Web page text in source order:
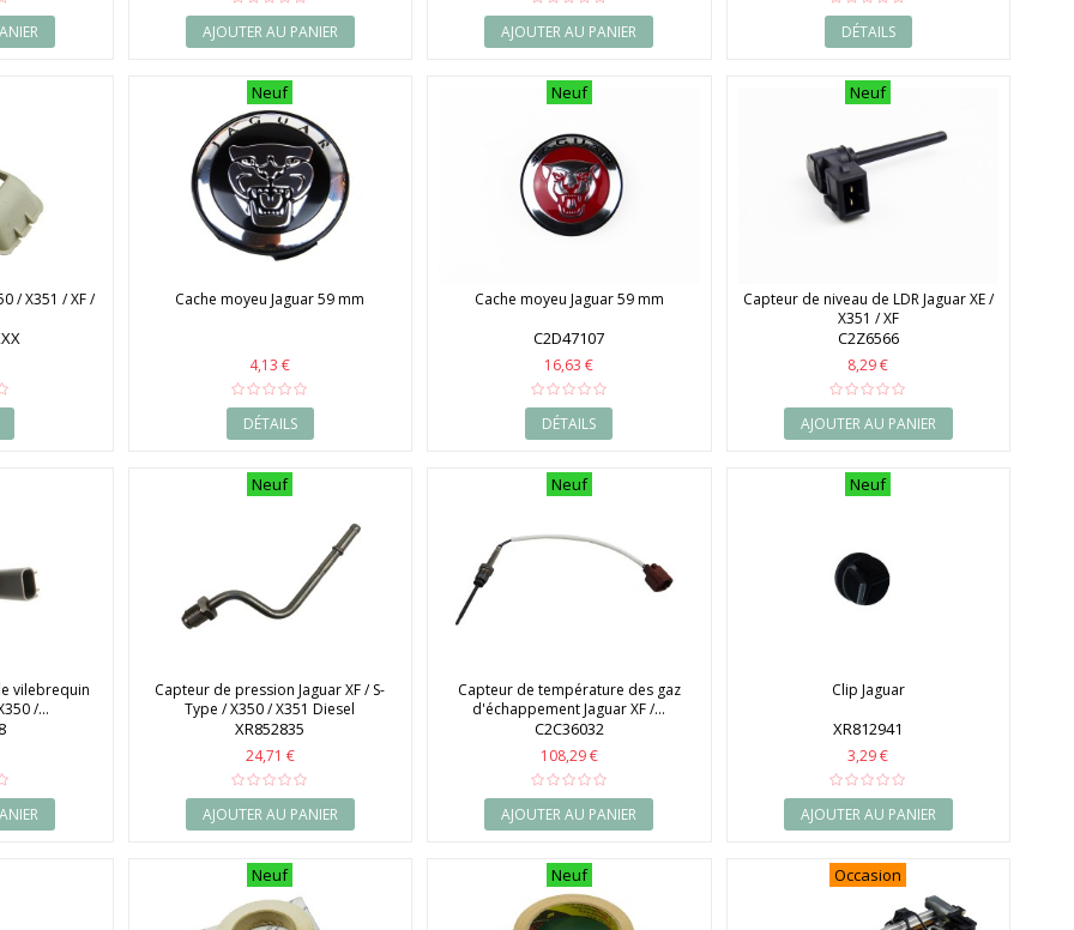
AJOUTER AU PANIER AJOUTER AU PANIER DÉTAILS
/ X351 / XF /
Neuf
Cache moyeu Jaguar 59 mm
4,13 €
DÉTAILS
Neuf
Cache moyeu Jaguar 59 mm
C2D47107
16,63 €
DÉTAILS
Neuf
Capteur de niveau de LDR Jaguar XE /
X351 / XF
C2Z6566
8,29 €
AJOUTER AU PANIER
vilebrequin
/...
Neuf
Capteur de pression Jaguar XF / S-
Type / X350 / X351 Diesel
XR852835
24,71 €
AJOUTER AU PANIER
Neuf
Capteur de température des gaz
d'échappement Jaguar XF /...
C2C36032
108,29 €
AJOUTER AU PANIER
Neuf
Clip Jaguar
XR812941
3,29 €
AJOUTER AU PANIER
Neuf Neuf Occasion